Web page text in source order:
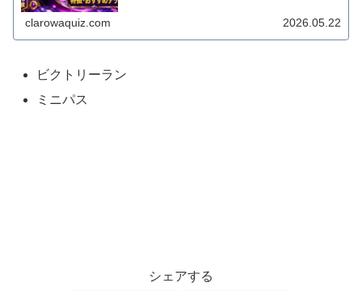
clarowaquiz.com 2026.05.22
ビクトリーラン
ミニパス
シェアする